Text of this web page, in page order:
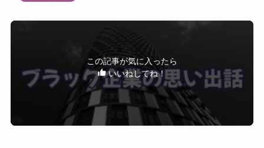
この記事が気に入ったら
いいねしてね！